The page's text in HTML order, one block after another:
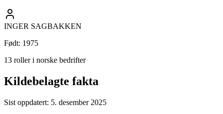
INGER SAGBAKKEN
Født: 1975
13 roller i norske bedrifter
Kildebelagte fakta
Sist oppdatert: 5. desember 2025